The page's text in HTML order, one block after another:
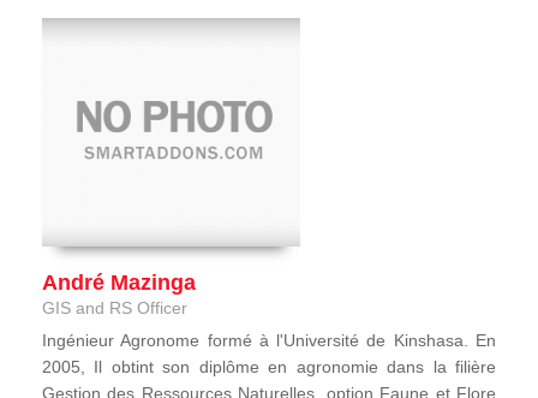
André Mazinga
GIS and RS Officer
Ingénieur Agronome formé à l'Université de Kinshasa. En
2005, Il obtint son diplôme en agronomie dans la filière
Gestion des Ressources Naturelles, option Faune et Flore